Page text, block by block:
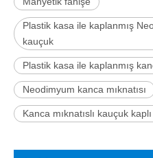
Plastik kasa ile kaplanmış
kauçuk
Plastik kasa ile kaplanmış
Neodimyum kanca mıknatısı
Kanca mıknatıslı kauçuk